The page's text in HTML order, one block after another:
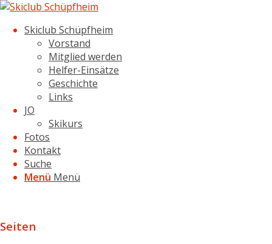
Skiclub Schüpfheim
Vorstand
Mitglied werden
Helfer-Einsätze
Geschichte
Links
JO
Skikurs
Fotos
Kontakt
Suche
Menü Menü
Seiten